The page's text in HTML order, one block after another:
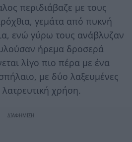
περιδιάβαζε με τους
γεμάτα από πυκνή
ενώ γύρω τους ανάβλυζαν
ήρεμα δροσερά
λίγο πιο πέρα με ένα
με δύο λαξευμένες
χρήση.